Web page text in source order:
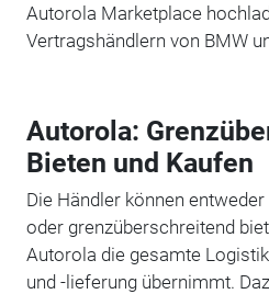
Autorola Marketplace
Vertragshändlern von BMW
Autorola:
Bieten und Kaufen
Die Händler können
oder grenzüberschreitend
Autorola die gesamte
und -lieferung übernimmt.